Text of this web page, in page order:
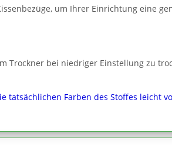
um Ihrer Einrichtung eine
bei niedriger Einstellung zu
Farben des Stoffes leicht